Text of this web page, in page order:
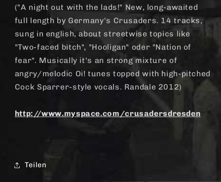
("A night out with the lads!" New, long-awaited
full length by Germany's Crusaders. 14 tracks,
sung in english, about streetwise topics like
"Two-faced bitch", "Hooligan" oder "Nation of
fear". Musically it's an strong mixture of
angry/melodic Oi! tunes topped with high-pitched
Cock Sparrer-style vocals. Randale 2012)
http://www.myspace.com/crusadersdresden
Teilen